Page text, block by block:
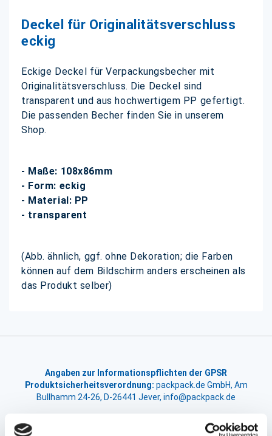
Deckel für Originalitätsverschluss
eckig
Eckige Deckel für Verpackungsbecher mit
Originalitätsverschluss. Die Deckel sind
transparent und aus hochwertigem PP gefertigt.
Die passenden Becher finden Sie in unserem
Shop.
- Maße: 108x86mm
- Form: eckig
- Material: PP
- transparent
(Abb. ähnlich, ggf. ohne Dekoration; die Farben
können auf dem Bildschirm anders erscheinen als
das Produkt selber)
Angaben zur Informationspflichten der GPSR
Produktsicherheitsverordnung: packpack.de GmbH, Am
Bullhamm 24-26, D-26441 Jever, info@packpack.de